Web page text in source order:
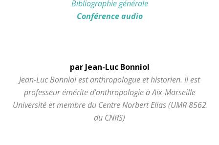
Bibliographie générale
Conférence audio
par Jean-Luc Bonniol
Jean-Luc Bonniol est anthropologue et historien. Il est
professeur émérite d’anthropologie à Aix-Marseille
Université et membre du Centre Norbert Elias (UMR 8562
du CNRS)